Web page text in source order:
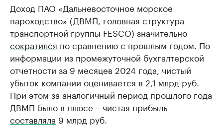
Доход ПАО «Дальневосточное морское
пароходство» (ДВМП, головная структура
транспортной группы FESCO) значительно
сократился по сравнению с прошлым годом. По
информации из промежуточной бухгалтерской
отчетности за 9 месяцев 2024 года, чистый
убыток компании оценивается в 2,1 млрд руб.
При этом за аналогичный период прошлого года
ДВМП было в плюсе – чистая прибыль
составляла 9 млрд руб.